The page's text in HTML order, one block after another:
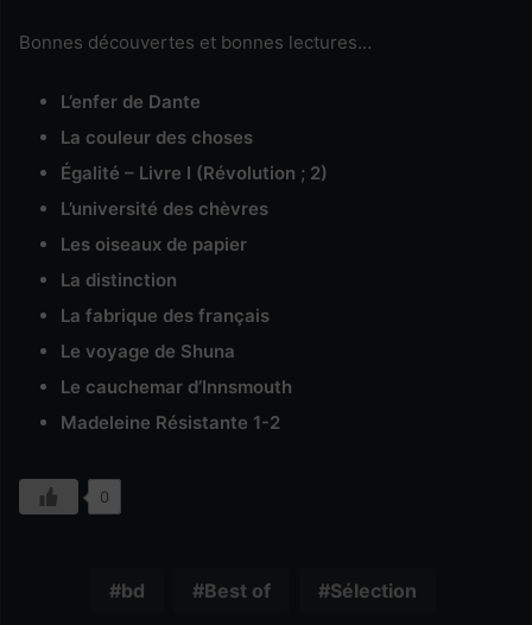
Bonnes découvertes et bonnes lectures…
L’enfer de Dante
La couleur des choses
Égalité – Livre I (Révolution ; 2)
L’université des chèvres
Les oiseaux de papier
La distinction
La fabrique des français
Le voyage de Shuna
Le cauchemar d’Innsmouth
Madeleine Résistante 1-2
0
bd Best of Sélection